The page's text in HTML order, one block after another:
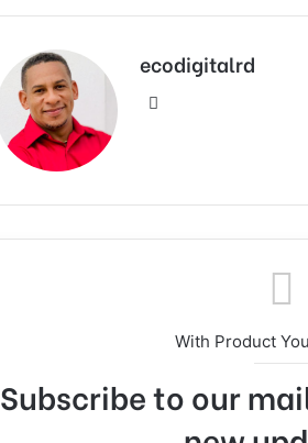
ecodigitalrd
With Product
Subscribe to our